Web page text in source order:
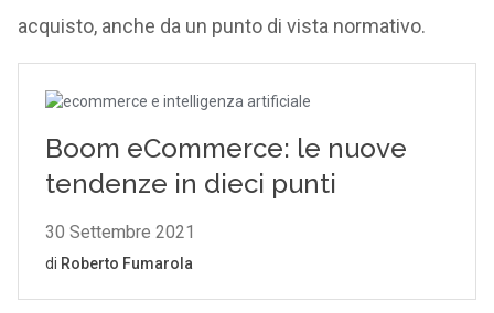
acquisto, anche da un punto di vista normativo.